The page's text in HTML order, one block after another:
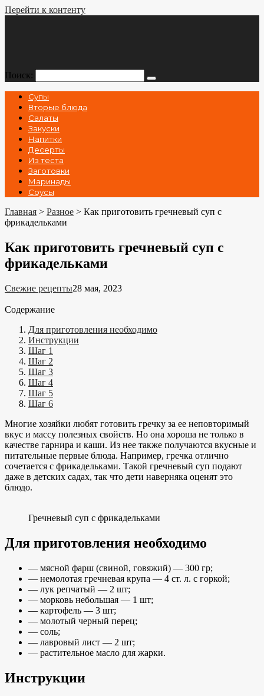
Перейти к контенту
Поиск:
Супы
Вторые блюда
Салаты
Закуски
Напитки
Десерты
Из теста
Заготовки
Маринады
Соусы
Главная > Разное > Как приготовить гречневый суп с
фрикадельками
Как приготовить гречневый суп с
фрикадельками
Свежие рецепты28 мая, 2023
Содержание
Для приготовления необходимо
Инструкции
Шаг 1
Шаг 2
Шаг 3
Шаг 4
Шаг 5
Шаг 6
Многие хозяйки любят готовить гречку за ее неповторимый
вкус и массу полезных свойств. Но она хороша не только в
качестве гарнира и каши. Из нее также получаются вкусные и
питательные первые блюда. Например, гречка отлично
сочетается с фрикадельками. Такой гречневый суп подают
даже в детских садах, так что дети наверняка оценят это
блюдо.
Гречневый суп с фрикадельками
Для приготовления необходимо
— мясной фарш (свиной, говяжий) — 300 гр;
— немолотая гречневая крупа — 4 ст. л. с горкой;
— лук репчатый — 2 шт;
— морковь небольшая — 1 шт;
— картофель — 3 шт;
— молотый черный перец;
— соль;
— лавровый лист — 2 шт;
— растительное масло для жарки.
Инструкции